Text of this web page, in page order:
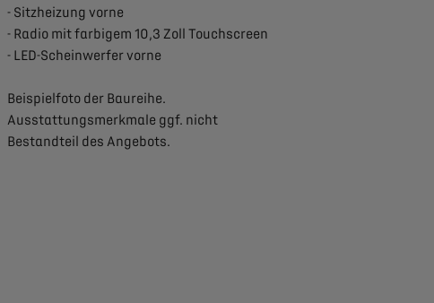
- Sitzheizung vorne
- Radio mit farbigem 10,3 Zoll Touchscreen
- LED-Scheinwerfer vorne​
Beispielfoto der Baureihe.
Ausstattungsmerkmale ggf. nicht
Bestandteil des Angebots.